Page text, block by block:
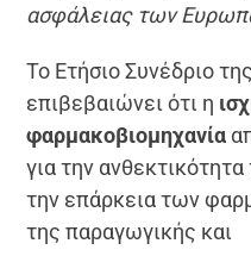
ασφάλειας των
Το Ετήσιο Συνέδριο
επιβεβαιώνει ότι η
φαρμακοβιομηχανία
για την
την επάρκεια των
της παραγωγικής και